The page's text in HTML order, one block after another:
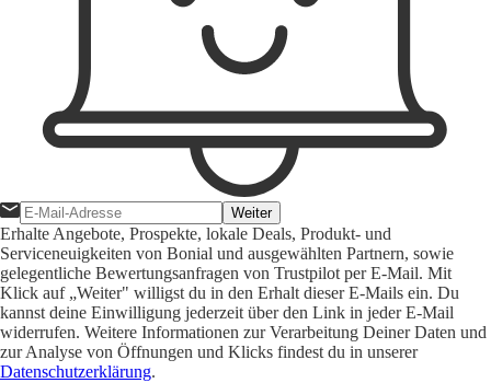
Weiter
Erhalte Angebote, Prospekte, lokale Deals, Produkt- und
Serviceneuigkeiten von Bonial und ausgewählten Partnern, sowie
gelegentliche Bewertungsanfragen von Trustpilot per E-Mail. Mit
Klick auf „Weiter" willigst du in den Erhalt dieser E-Mails ein. Du
kannst deine Einwilligung jederzeit über den Link in jeder E-Mail
widerrufen. Weitere Informationen zur Verarbeitung Deiner Daten und
zur Analyse von Öffnungen und Klicks findest du in unserer
Datenschutzerklärung.